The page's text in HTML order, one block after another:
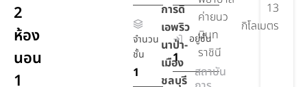
2
ห้อง
นอน
1
จำนวน
ชั้น
1
อยู่ชั้น
1
การดิ
เอพริว
นาป่า-
เมือง
ชลบุรี
ค่ายนว
มินท
ราชินี
13
กิโลเมตร
สถาบัน